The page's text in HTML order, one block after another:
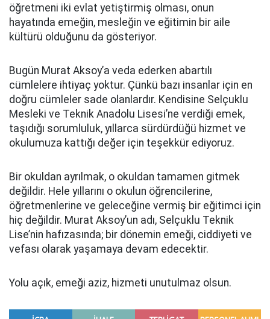
öğretmeni iki evlat yetiştirmiş olması, onun
hayatında emeğin, mesleğin ve eğitimin bir aile
kültürü olduğunu da gösteriyor.
Bugün Murat Aksoy’a veda ederken abartılı
cümlelere ihtiyaç yoktur. Çünkü bazı insanlar için en
doğru cümleler sade olanlardır. Kendisine Selçuklu
Mesleki ve Teknik Anadolu Lisesi’ne verdiği emek,
taşıdığı sorumluluk, yıllarca sürdürdüğü hizmet ve
okulumuza kattığı değer için teşekkür ediyoruz.
Bir okuldan ayrılmak, o okuldan tamamen gitmek
değildir. Hele yıllarını o okulun öğrencilerine,
öğretmenlerine ve geleceğine vermiş bir eğitimci için
hiç değildir. Murat Aksoy’un adı, Selçuklu Teknik
Lise’nin hafızasında; bir dönemin emeği, ciddiyeti ve
vefası olarak yaşamaya devam edecektir.
Yolu açık, emeği aziz, hizmeti unutulmaz olsun.